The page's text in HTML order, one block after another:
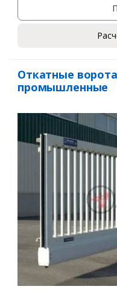
Откатные
промышленные